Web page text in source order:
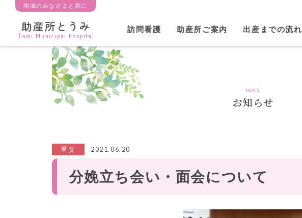
地域のみなさまと共に
助産所とうみ
Tomi Municipal hospital
訪問看護 助産所ご案内 出産までの流れ
NEWS
お知らせ
重要 2021.06.20
分娩立ち会い・面会について